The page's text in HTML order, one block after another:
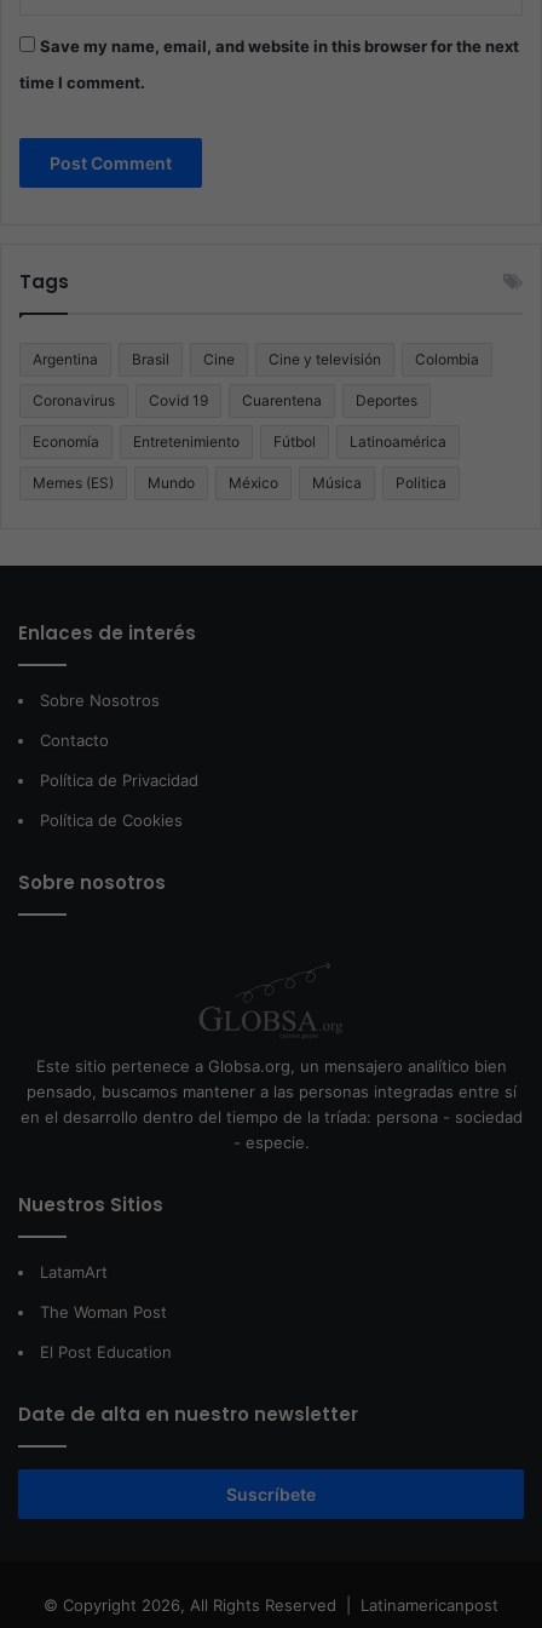
Save my name, email, and website in this browser for the next
time I comment.
Tags
Argentina Brasil Cine Cine y televisión Colombia
Coronavirus Covid 19 Cuarentena Deportes
Economía Entretenimiento Fútbol Latinoamérica
Memes (ES) Mundo México Música Politica
Enlaces de interés
Sobre Nosotros
Contacto
Política de Privacidad
Política de Cookies
Sobre nosotros
Este sitio pertenece a Globsa.org, un mensajero analítico bien
pensado, buscamos mantener a las personas integradas entre sí
en el desarrollo dentro del tiempo de la tríada: persona - sociedad
- especie.
Nuestros Sitios
LatamArt
The Woman Post
El Post Education
Date de alta en nuestro newsletter
Suscríbete
© Copyright 2026, All Rights Reserved | Latinamericanpost